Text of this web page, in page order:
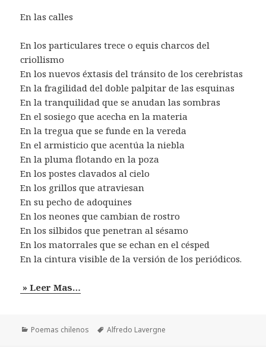
En las calles
En los particulares trece o equis charcos del
criollismo
En los nuevos éxtasis del tránsito de los cerebristas
En la fragilidad del doble palpitar de las esquinas
En la tranquilidad que se anudan las sombras
En el sosiego que acecha en la materia
En la tregua que se funde en la vereda
En el armisticio que acentúa la niebla
En la pluma flotando en la poza
En los postes clavados al cielo
En los grillos que atraviesan
En su pecho de adoquines
En los neones que cambian de rostro
En los silbidos que penetran al sésamo
En los matorrales que se echan en el césped
En la cintura visible de la versión de los periódicos.
» Leer Mas…
Categorías
Poemas chilenos Etiquetas
Alfredo Lavergne